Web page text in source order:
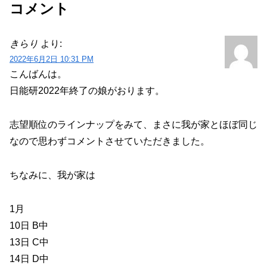
コメント
きらり より:
2022年6月2日 10:31 PM
こんばんは。
日能研2022年終了の娘がおります。
志望順位のラインナップをみて、まさに我が家とほぼ同じ
なので思わずコメントさせていただきました。
ちなみに、我が家は
1月
10日 B中
13日 C中
14日 D中